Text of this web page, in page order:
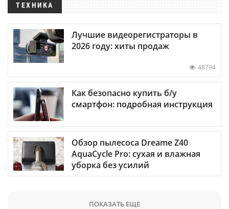
ТЕХНИКА
Лучшие видеорегистраторы в
2026 году: хиты продаж
48794
Как безопасно купить б/у
смартфон: подробная инструкция
Обзор пылесоса Dreame Z40
AquaCycle Pro: сухая и влажная
уборка без усилий
ПОКАЗАТЬ ЕЩЕ